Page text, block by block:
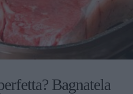
Bagnatela